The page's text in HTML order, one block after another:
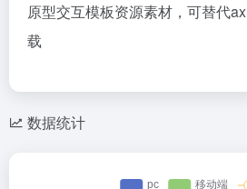
原型交互模板资源素材，可替代
载
数据统计